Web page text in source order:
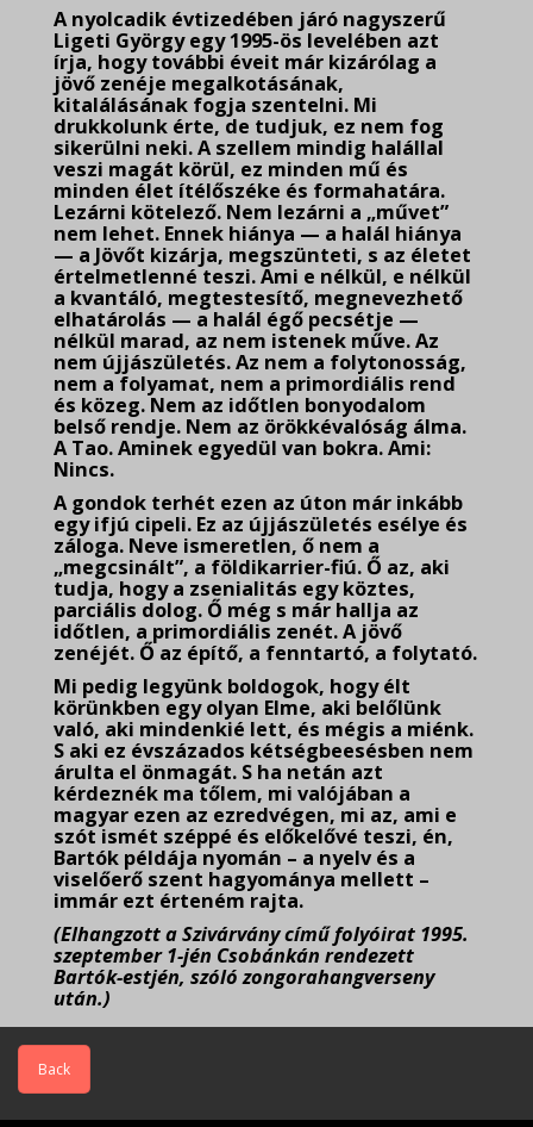
A nyolcadik évtizedében járó nagyszerű
Ligeti György egy 1995-ös levelében azt
írja, hogy további éveit már kizárólag a
jövő zenéje megalkotásának,
kitalálásának fogja szentelni. Mi
drukkolunk érte, de tudjuk, ez nem fog
sikerülni neki. A szellem mindig halállal
veszi magát körül, ez minden mű és
minden élet ítélőszéke és formahatára.
Lezárni kötelező. Nem lezárni a „művet”
nem lehet. Ennek hiánya — a halál hiánya
— a Jövőt kizárja, megszünteti, s az életet
értelmetlenné teszi. Ami e nélkül, e nélkül
a kvantáló, megtestesítő, megnevezhető
elhatárolás — a halál égő pecsétje —
nélkül marad, az nem istenek műve. Az
nem újjászületés. Az nem a folytonosság,
nem a folyamat, nem a primordiális rend
és közeg. Nem az időtlen bonyodalom
belső rendje. Nem az örökkévalóság álma.
A Tao. Aminek egyedül van bokra. Ami:
Nincs.
A gondok terhét ezen az úton már inkább
egy ifjú cipeli. Ez az újjászületés esélye és
záloga. Neve ismeretlen, ő nem a
„megcsinált”, a földikarrier-fiú. Ő az, aki
tudja, hogy a zsenialitás egy köztes,
parciális dolog. Ő még s már hallja az
időtlen, a primordiális zenét. A jövő
zenéjét. Ő az építő, a fenntartó, a folytató.
Mi pedig legyünk boldogok, hogy élt
körünkben egy olyan Elme, aki belőlünk
való, aki mindenkié lett, és mégis a miénk.
S aki ez évszázados kétségbeesésben nem
árulta el önmagát. S ha netán azt
kérdeznék ma tőlem, mi valójában a
magyar ezen az ezredvégen, mi az, ami e
szót ismét széppé és előkelővé teszi, én,
Bartók példája nyomán – a nyelv és a
viselőerő szent hagyománya mellett –
immár ezt érteném rajta.
(Elhangzott a Szivárvány című folyóirat 1995.
szeptember 1-jén Csobánkán rendezett
Bartók-estjén, szóló zongorahangverseny
után.)
Back